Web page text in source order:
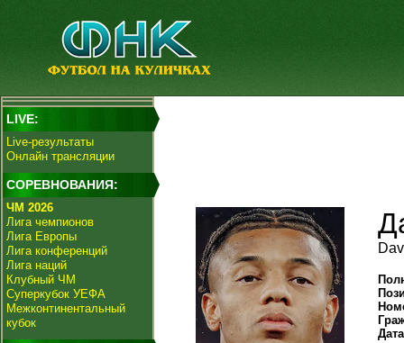
LIVE:
Live-результаты
Онлайн трансляции
СОРЕВНОВАНИЯ:
ЧМ 2026
Лига чемпионов
Лига Европы
Лига конференций
Лига наций
Клубный ЧМ
Суперкубок УЕФА
Межконтинентальный
кубок